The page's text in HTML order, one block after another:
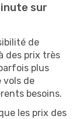
sur
de
des prix très
plus
vols de
besoins.
les prix des